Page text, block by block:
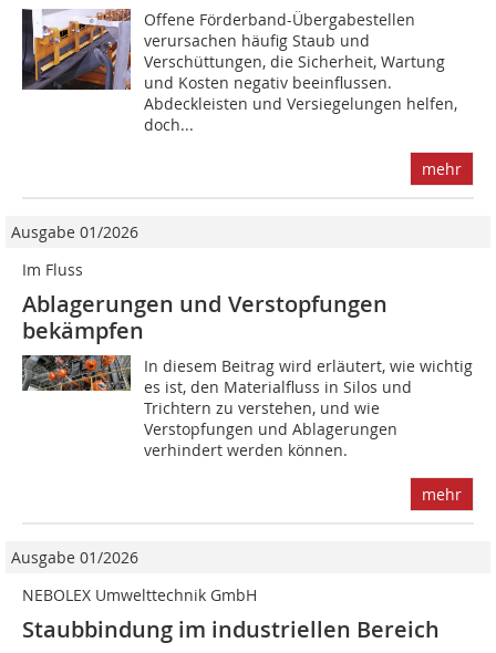
Offene Förderband-Übergabestellen
verursachen häufig Staub und
Verschüttungen, die Sicherheit, Wartung
und Kosten negativ beeinflussen.
Abdeckleisten und Versiegelungen helfen,
doch...
mehr
Ausgabe 01/2026
Im Fluss
Ablagerungen und Verstopfungen
bekämpfen
In diesem Beitrag wird erläutert, wie wichtig
es ist, den Materialfluss in Silos und
Trichtern zu verstehen, und wie
Verstopfungen und Ablagerungen
verhindert werden können.
mehr
Ausgabe 01/2026
NEBOLEX Umwelttechnik GmbH
Staubbindung im industriellen Bereich